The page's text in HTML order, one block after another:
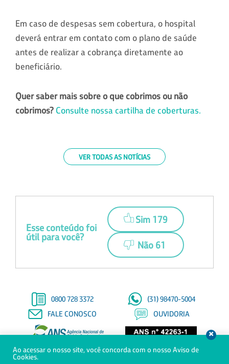
Em caso de despesas sem cobertura, o hospital
deverá entrar em contato com o plano de saúde
antes de realizar a cobrança diretamente ao
beneficiário.
Quer saber mais sobre o que cobrimos ou não
cobrimos? Consulte nossa cartilha de coberturas.
VER TODAS AS NOTÍCIAS
Esse conteúdo foi
útil para você?
Sim 179
Não 61
0800 728 3372
(31) 98470-5004
FALE CONOSCO
OUVIDORIA
© Copyright 2021 - Todos os direitos reservados à Saúde Petrobras
Ao acessar o nosso site, você concorda com o nosso Aviso de
Cookies.